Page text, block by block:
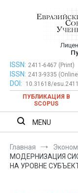
Евразийский
ISSN: 2411-6467 (Print)
ISSN: 2413-9335
DOI:
10.31618/
ПУБЛИКАЦИЯ В
SCOPUS
MENU
Главная
МОДЕРНИЗАЦИЯ
НА УРОВНЕ